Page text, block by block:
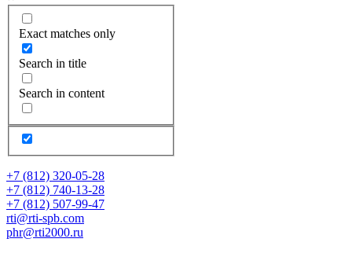
Exact matches only
Search in title
Search in content
+7 (812) 320-05-28
+7 (812) 740-13-28
+7 (812) 507-99-47
rti@rti-spb.com
phr@rti2000.ru